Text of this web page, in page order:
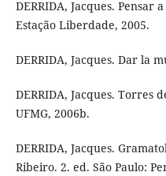
DERRIDA, Jacques. Pensar
Estação Liberdade, 2005.
DERRIDA, Jacques. Dar la
DERRIDA, Jacques. Torres
UFMG, 2006b.
DERRIDA, Jacques.
Ribeiro. 2. ed. São Paulo: